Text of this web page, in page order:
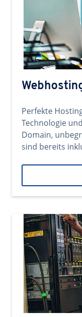
Perfekte
Technologie
Domain,
sind bereits